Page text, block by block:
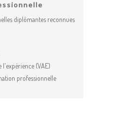
diplômantes reconnues
l'expérience (VAE)
professionnelle